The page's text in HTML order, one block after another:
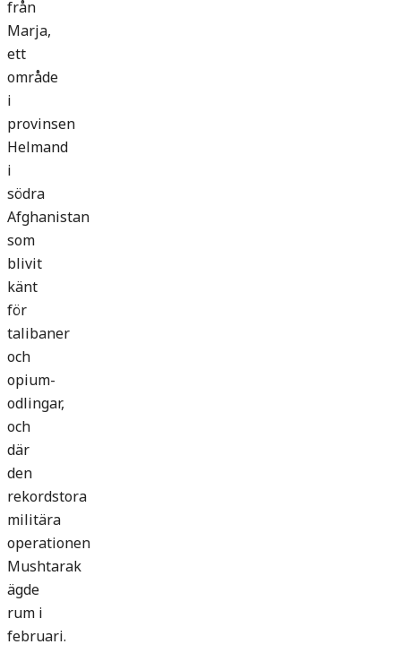
från
Marja,
ett
område
i
provinsen
Helmand
i
södra
Afghanistan
som
blivit
känt
för
talibaner
och
opium­
odlingar,
och
där
den
rekordstora
militära
operationen
Mushtarak
ägde
rum i
februari.